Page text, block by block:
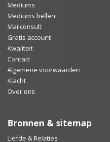
Mediums
Mediums bellen
Mailconsult
Gratis account
Kwaliteit
Contact
Algemene voorwaarden
Klacht
Over ons
Bronnen & sitemap
Liefde & Relaties